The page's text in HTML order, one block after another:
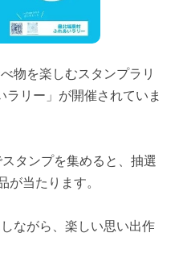
物を楽しむスタンプラリ
ラリー」が開催されていま
タンプを集めると、抽選
が当たります。
ながら、楽しい思い出作